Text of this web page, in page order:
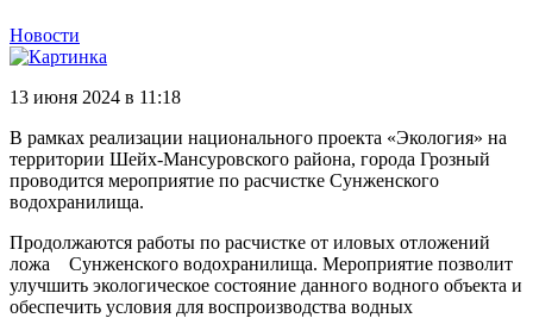
Новости
13 июня 2024 в 11:18
В рамках реализации национального проекта «Экология» на
территории Шейх-Мансуровского района, города Грозный
проводится мероприятие по расчистке Сунженского
водохранилища.
Продолжаются работы по расчистке от иловых отложений
ложа Сунженского водохранилища. Мероприятие позволит
улучшить экологическое состояние данного водного объекта и
обеспечить условия для воспроизводства водных